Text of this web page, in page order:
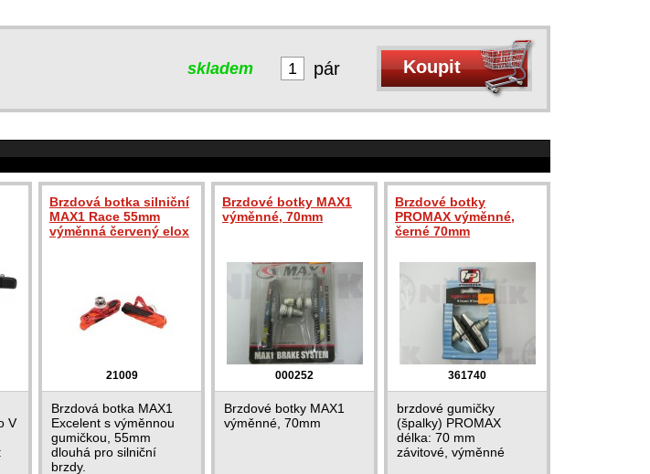
pár
skladem
V
Brzdová botka silniční
MAX1 Race 55mm
výměnná červený elox
21009
Brzdová botka MAX1
Excelent s výměnnou
gumičkou, 55mm
dlouhá pro silniční
brzdy.
Brzdové botky MAX1
výměnné, 70mm
000252
Brzdové botky MAX1
výměnné, 70mm
Brzdové botky
PROMAX výměnné,
černé 70mm
361740
brzdové gumičky
(špalky) PROMAX
délka: 70 mm
závitové, výměnné